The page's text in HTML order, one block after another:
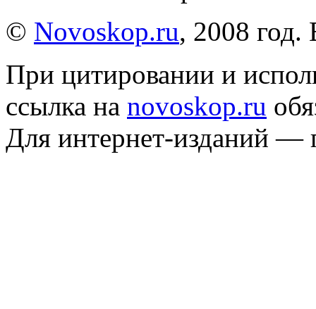
© Novoskop.ru, 2008
При цитировании и
ссылка на novoskop.ru
Для интернет-изданий —